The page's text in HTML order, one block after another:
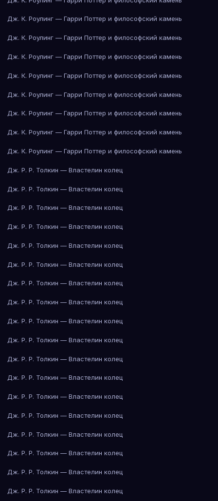
Дж. К. Роулинг — Гарри Поттер и философский камень
Дж. К. Роулинг — Гарри Поттер и философский камень
Дж. К. Роулинг — Гарри Поттер и философский камень
Дж. К. Роулинг — Гарри Поттер и философский камень
Дж. К. Роулинг — Гарри Поттер и философский камень
Дж. К. Роулинг — Гарри Поттер и философский камень
Дж. К. Роулинг — Гарри Поттер и философский камень
Дж. К. Роулинг — Гарри Поттер и философский камень
Дж. Р. Р. Толкин — Властелин колец
Дж. Р. Р. Толкин — Властелин колец
Дж. Р. Р. Толкин — Властелин колец
Дж. Р. Р. Толкин — Властелин колец
Дж. Р. Р. Толкин — Властелин колец
Дж. Р. Р. Толкин — Властелин колец
Дж. Р. Р. Толкин — Властелин колец
Дж. Р. Р. Толкин — Властелин колец
Дж. Р. Р. Толкин — Властелин колец
Дж. Р. Р. Толкин — Властелин колец
Дж. Р. Р. Толкин — Властелин колец
Дж. Р. Р. Толкин — Властелин колец
Дж. Р. Р. Толкин — Властелин колец
Дж. Р. Р. Толкин — Властелин колец
Дж. Р. Р. Толкин — Властелин колец
Дж. Р. Р. Толкин — Властелин колец
Дж. Р. Р. Толкин — Властелин колец
Дж. Р. Р. Толкин — Властелин колец